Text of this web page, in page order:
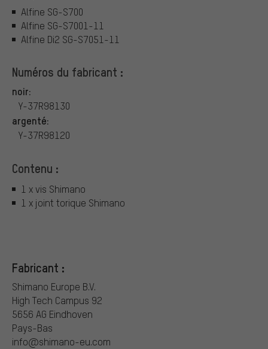
Alfine SG-S700
Alfine SG-S7001-11
Alfine Di2 SG-S7051-11
Numéros du fabricant :
noir:
Y-37R98130
argenté:
Y-37R98120
Contenu :
1 x vis Shimano
1 x joint torique Shimano
Fabricant :
Shimano Europe B.V.
High Tech Campus 92
5656 AG Eindhoven
Pays-Bas
info@shimano-eu.com